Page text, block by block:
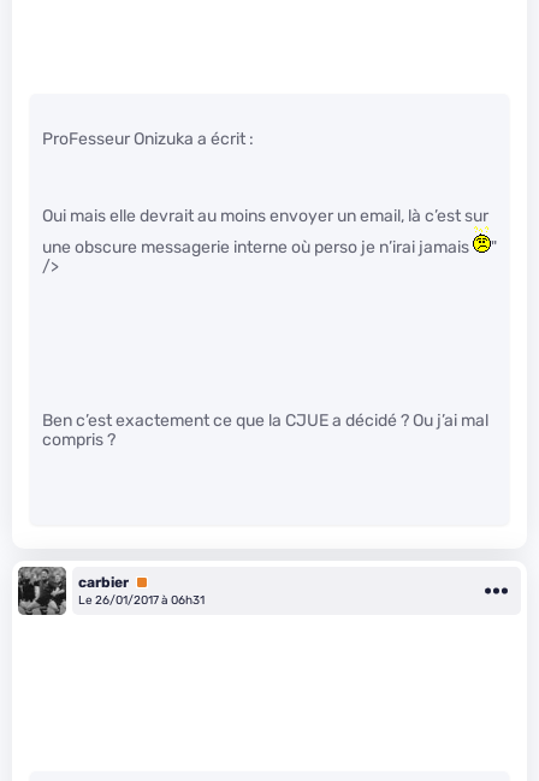
ProFesseur Onizuka a écrit :
Oui mais elle devrait au moins envoyer un email, là c’est sur
une obscure messagerie interne où perso je n’irai jamais
"
/>
Ben c’est exactement ce que la CJUE a décidé ? Ou j’ai mal
compris ?
carbier Premium
Le 26/01/2017 à 06h31